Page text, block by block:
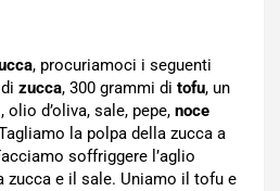
, procuriamoci i seguenti
zucca, 300 grammi di tofu, un
olio d’oliva, sale, pepe, noce
la polpa della zucca a
soffriggere l’aglio
zucca e il sale. Uniamo il tofu e